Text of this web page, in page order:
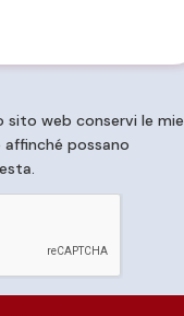
web conservi le mie
possano